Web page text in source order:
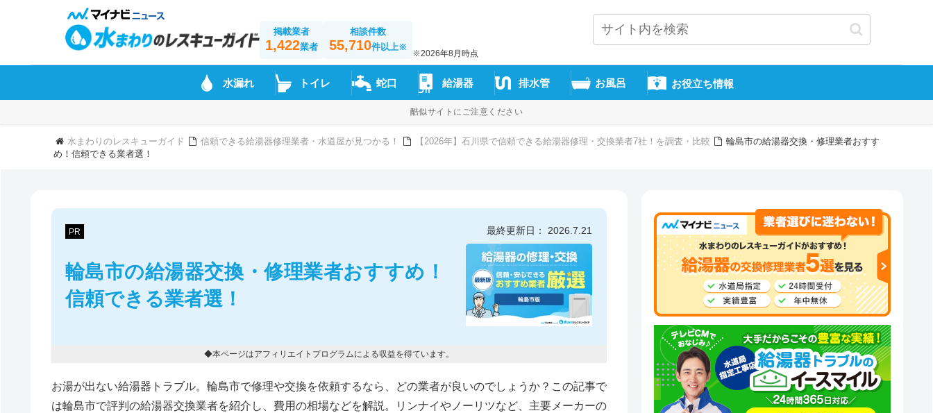
掲載業者
1,422業者
相談件数
55,710件以上※
※2026年8月時点
水漏れ トイレ 蛇口 給湯器 排水管 お風呂 お役立ち情報
酷似サイトにご注意ください
水まわりのレスキューガイド 信頼できる給湯器修理業者・水道屋が見つかる！ 【2026年】石川県で信頼できる給湯器修理・交換業者7社！を調査・比較
輪島市の給湯器交換・修理業者おすす
め！信頼できる業者選！
PR
輪島市の給湯器交換・修理業者おすすめ！
信頼できる業者選！
最終更新日： 2026.7.21
◆本ページはアフィリエイトプログラムによる収益を得ています。
お湯が出ない給湯器トラブル。輪島市で修理や交換を依頼するなら、どの業者が良いのでしょうか？この記事で
は輪島市で評判の給湯器交換業者を紹介し、費用の相場などを解説。リンナイやノーリツなど、主要メーカーの